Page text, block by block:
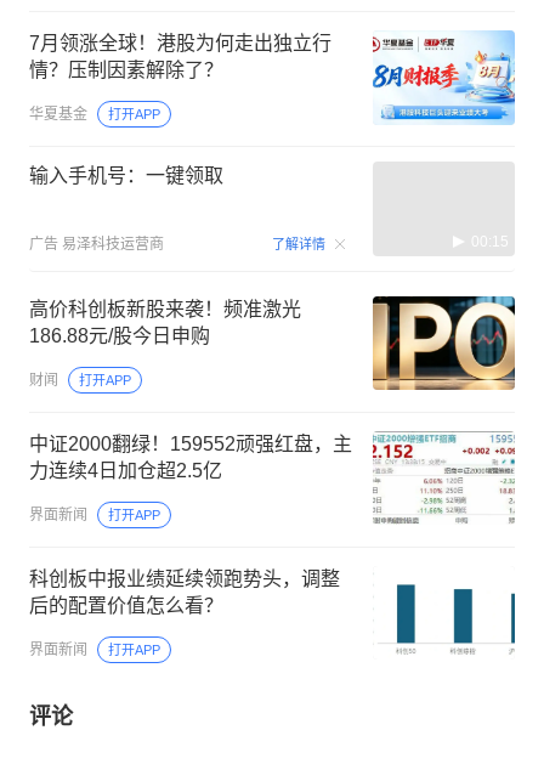
7月领涨全球！港股为何走出独立行
情？压制因素解除了？
华夏基金 打开APP
输入手机号：一键领取
广告 易泽科技运营商 了解详情 00:15
高价科创板新股来袭！频准激光
186.88元/股今日申购
财闻 打开APP
中证2000翻绿！159552顽强红盘，主
力连续4日加仓超2.5亿
界面新闻 打开APP
科创板中报业绩延续领跑势头，调整
后的配置价值怎么看？
界面新闻 打开APP
评论